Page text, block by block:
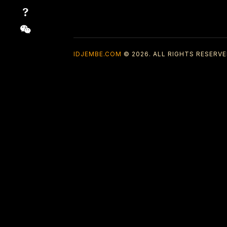
IDJEMBE.COM © 2026. ALL RIGHTS